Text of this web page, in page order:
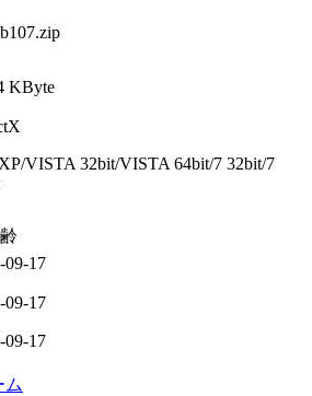
KByte
VISTA 32bit/VISTA 64bit/7 32bit/7
09-17
09-17
09-17
ム